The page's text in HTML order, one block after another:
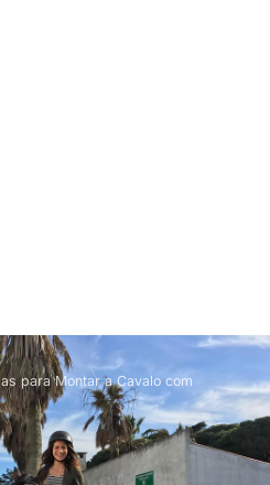
para Montar a Cavalo com